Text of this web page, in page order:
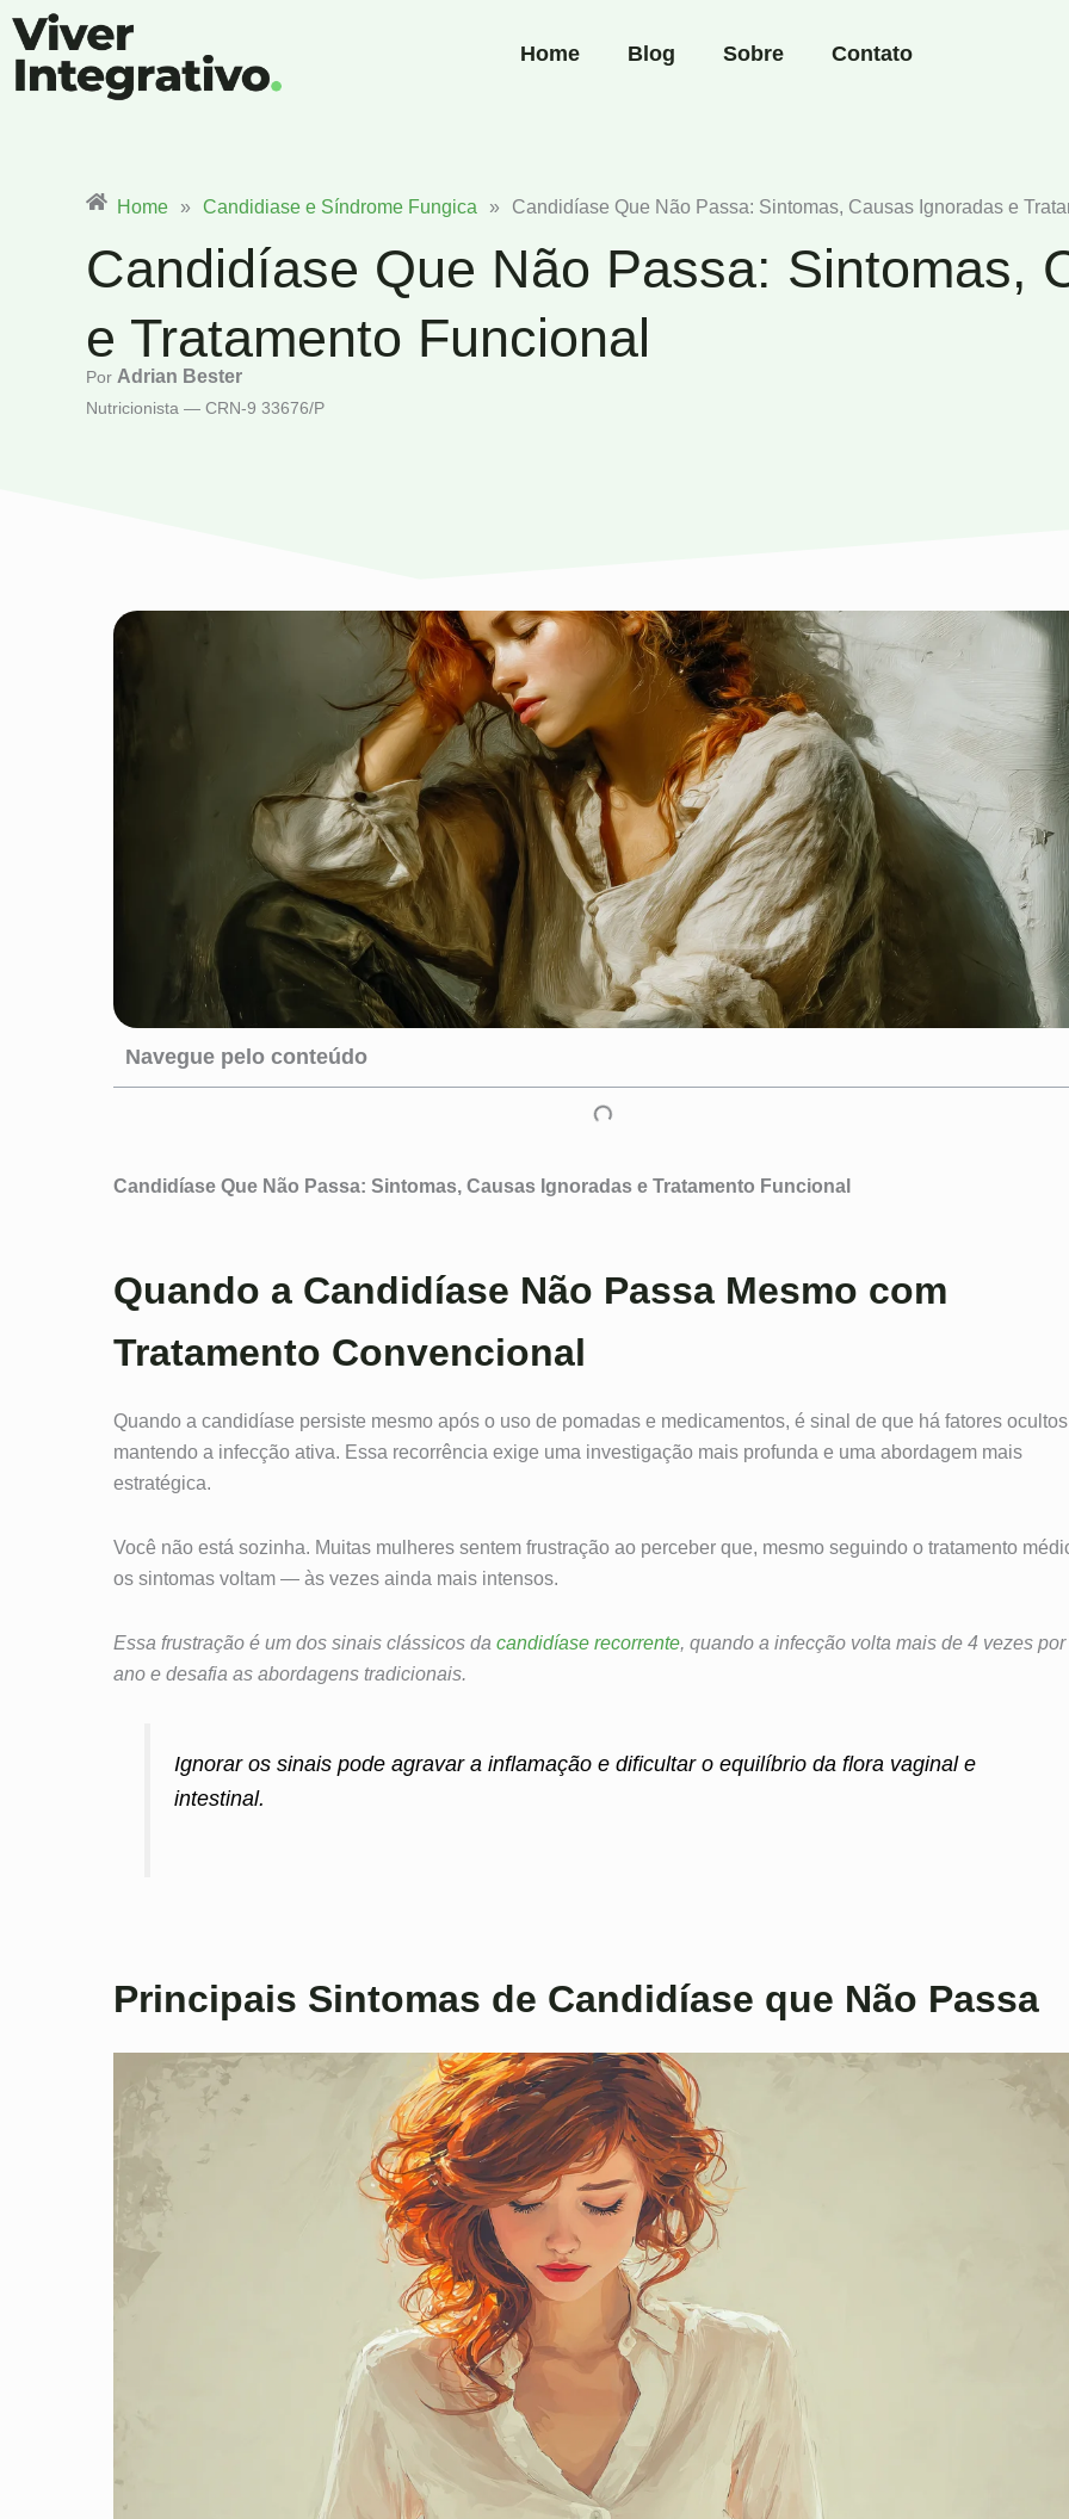
para
Home Blog Sobre Contato
Home » Candidiase e Síndrome Fungica » Candidíase Que Não Passa: Sintomas, Causas Ignoradas e
Candidíase Que Não Passa: Sintomas,
e Tratamento Funcional
Por Adrian Bester
Nutricionista — CRN-9 33676/P
Navegue pelo conteúdo
Candidíase Que Não Passa: Sintomas, Causas Ignoradas e Tratamento Funcional
Quando a Candidíase Não Passa Mesmo com
Tratamento Convencional
Quando a candidíase persiste mesmo após o uso de pomadas e medicamentos, é sinal de que há fatores ocultos
mantendo a infecção ativa. Essa recorrência exige uma investigação mais profunda e uma abordagem mais
estratégica.
Você não está sozinha. Muitas mulheres sentem frustração ao perceber que, mesmo seguindo o tratamento
os sintomas voltam — às vezes ainda mais intensos.
Essa frustração é um dos sinais clássicos da candidíase recorrente, quando a infecção volta mais de 4 vezes por
ano e desafia as abordagens tradicionais.
Ignorar os sinais pode agravar a inflamação e dificultar o equilíbrio da flora vaginal e
intestinal.
Principais Sintomas de Candidíase que Não Passa